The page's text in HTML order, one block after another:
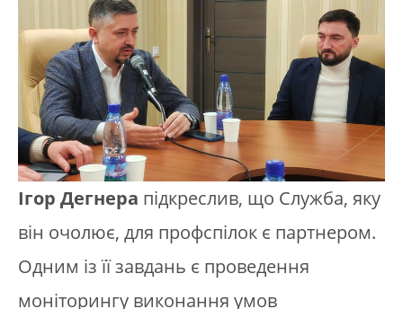
Ігор Дегнера підкреслив, що Служба, яку
він очолює, для профспілок є партнером.
Одним із її завдань є проведення
моніторингу виконання умов